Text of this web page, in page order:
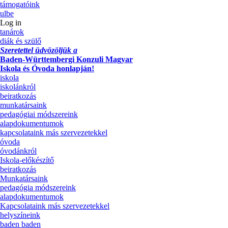
támogatóink
ulbe
Log in
tanárok
diák és szülő
Szeretettel üdvözöljük a
Baden-Württembergi Konzuli Magyar
Iskola és Óvoda honlapján!
iskola
iskolánkról
beiratkozás
munkatársaink
pedagógiai módszereink
alapdokumentumok
kapcsolataink más szervezetekkel
óvoda
óvodánkról
Iskola-előkészítő
beiratkozás
Munkatársaink
pedagógia módszereink
alapdokumentumok
Kapcsolataink más szervezetekkel
helyszíneink
baden baden